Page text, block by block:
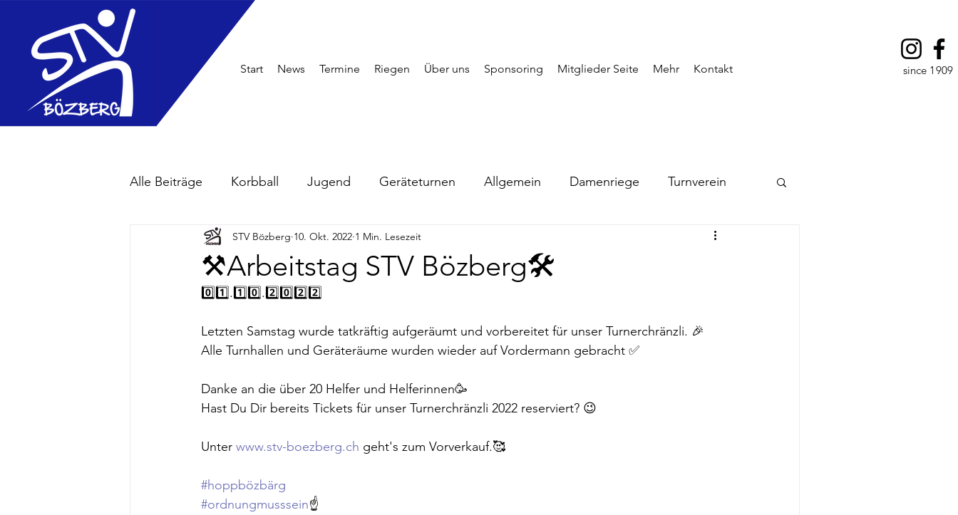
Start News Termine Riegen Über uns Sponsoring Mitglieder Seite Mehr Kontakt since 1909
Alle Beiträge Korbball Jugend Geräteturnen Allgemein Damenriege Turnverein
⚒️Arbeitstag STV Bözberg🛠
STV Bözberg 10. Okt. 2022 1 Min. Lesezeit
0️⃣1️⃣.1️⃣0️⃣.2️⃣0️⃣2️⃣2️⃣
Letzten Samstag wurde tatkräftig aufgeräumt und vorbereitet für unser Turnerchränzli. 🎉
Alle Turnhallen und Geräteräume wurden wieder auf Vordermann gebracht ✅️
Danke an die über 20 Helfer und Helferinnen🥳
Hast Du Dir bereits Tickets für unser Turnerchränzli 2022 reserviert? 😉
Unter www.stv-boezberg.ch geht's zum Vorverkauf.🥰
#hoppbözbärg
#ordnungmusssein☝️